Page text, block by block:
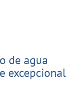
de agua
excepcional